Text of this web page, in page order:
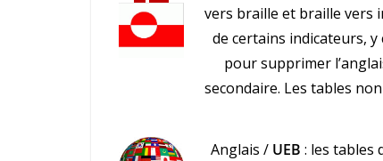
vers braille et braille vers
de certains indicateurs,
pour supprimer
secondaire. Les tables
Anglais / UEB : les tables